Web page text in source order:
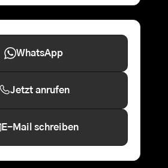
WhatsApp
Jetzt anrufen
E-Mail schreiben